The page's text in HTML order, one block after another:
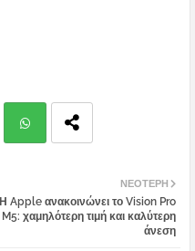
atsa
ΝΕΌΤΕΡΗ
Η Apple ανακοινώνει το Vision Pro
M5: χαμηλότερη τιμή και καλύτερη
άνεση